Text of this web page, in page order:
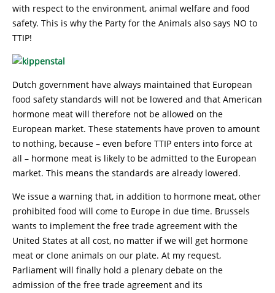
with respect to the environment, animal welfare and food
safety. This is why the Party for the Animals also says NO to
TTIP!
Dutch government have always maintained that European
food safety standards will not be lowered and that American
hormone meat will therefore not be allowed on the
European market. These statements have proven to amount
to nothing, because – even before TTIP enters into force at
all – hormone meat is likely to be admitted to the European
market. This means the standards are already lowered.
We issue a warning that, in addition to hormone meat, other
prohibited food will come to Europe in due time. Brussels
wants to implement the free trade agreement with the
United States at all cost, no matter if we will get hormone
meat or clone animals on our plate. At my request,
Parliament will finally hold a plenary debate on the
admission of the free trade agreement and its